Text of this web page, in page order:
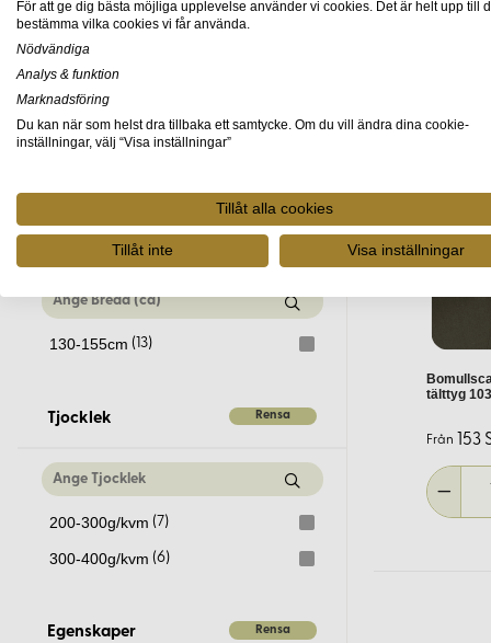
Är tygerna lämpliga för
Det impregnerade tälttyget är lättare och passar väl för
Utforska vårt sortiment av tälttyger och ta del av vår expertis
Bredd (ca) Rensa
130-155cm (13)
Tjocklek Rensa
200-300g/kvm (7)
300-400g/kvm (6)
Egenskaper Rensa
tälttyg
Från 153
För att ge dig bästa möjliga upplevelse använder vi cookies. Det är helt upp till
bestämma vilka cookies vi får använda.
Nödvändiga
Analys & funktion
Marknadsföring
Du kan när som helst dra tillbaka ett samtycke. Om du vill ändra dina cookie-
inställningar, välj “Visa inställningar”
Tillåt alla cookies
Tillåt inte Visa inställningar